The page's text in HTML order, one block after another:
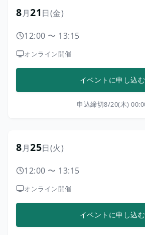
8月21日(金)
12:00 〜 13:15
オンライン開催
イベントに申し込む
申込締切8/20(木)
8月25日(火)
12:00 〜 13:15
オンライン開催
イベントに申し込む